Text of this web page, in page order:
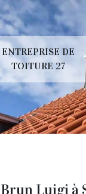
ENTREPRISE DE
TOITURE 27
Brun Luigi à